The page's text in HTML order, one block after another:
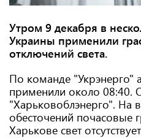
Утром 9 декабря в
Украины применили
отключений света.
По команде "Укрэнерго"
применили около 08:40.
"Харьковоблэнерго". На
обесточений почасовые
Харькове свет